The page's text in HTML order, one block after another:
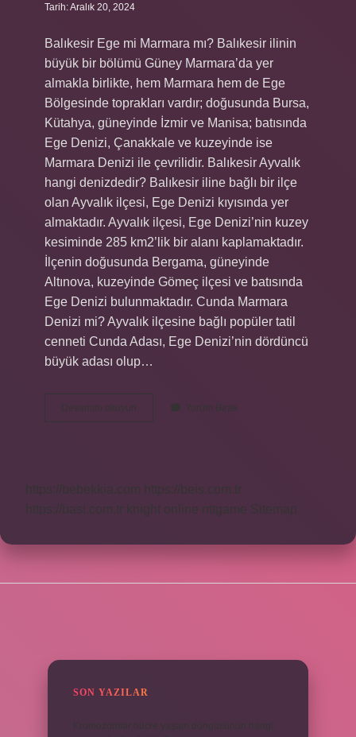
Tarih: Aralık 20, 2024
Balıkesir Ege mi Marmara mı? Balıkesir ilinin
büyük bir bölümü Güney Marmara’da yer
almakla birlikte, hem Marmara hem de Ege
Bölgesinde toprakları vardır; doğusunda Bursa,
Kütahya, güneyinde İzmir ve Manisa; batısında
Ege Denizi, Çanakkale ve kuzeyinde ise
Marmara Denizi ile çevrilidir. Balıkesir Ayvalık
hangi denizdedir? Balıkesir iline bağlı bir ilçe
olan Ayvalık ilçesi, Ege Denizi kıyısında yer
almaktadır. Ayvalık ilçesi, Ege Denizi’nin kuzey
kesiminde 285 km2’lik bir alanı kaplamaktadır.
İlçenin doğusunda Bergama, güneyinde
Altınova, kuzeyinde Gömeç ilçesi ve batısında
Ege Denizi bulunmaktadır. Cunda Marmara
Denizi mi? Ayvalık ilçesine bağlı popüler tatil
cenneti Cunda Adası, Ege Denizi’nin dördüncü
büyük adası olup…
Devamını okuyun
Balıkesir
Denizi
Yorum Bırak
https://bebekkia.com
https://beis.com.tr
https://basi.com.tr
knight online nttgame Sitemap
SON YAZILAR